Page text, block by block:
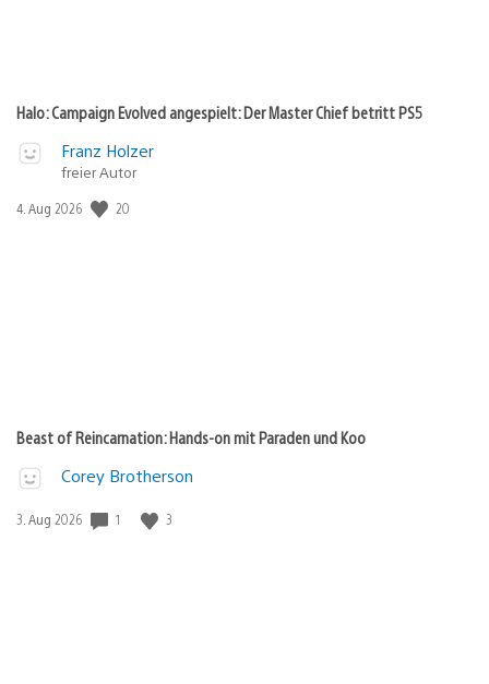
Halo: Campaign Evolved angespielt: Der Master Chief betritt PS5
Franz Holzer
freier Autor
Veröffentlichungsdatum:
4. Aug 2026 20
Beast of Reincarnation: Hands-on mit Paraden und Koo
Corey Brotherson
Veröffentlichungsdatum:
3. Aug 2026 1 3